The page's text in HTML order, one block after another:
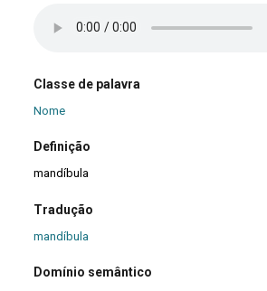
Classe de palavra
Nome
Definição
mandíbula
Tradução
mandíbula
Domínio semântico